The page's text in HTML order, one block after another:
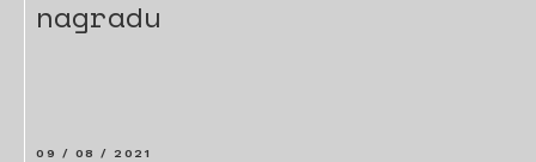
nagradu
09 / 08 / 2021